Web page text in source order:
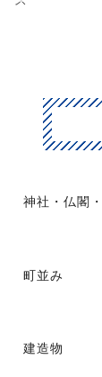
神社・仏閣
町並み
建造物